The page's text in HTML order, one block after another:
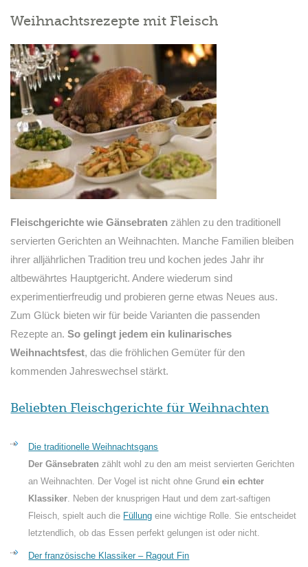
Weihnachtsrezepte mit Fleisch
Fleischgerichte wie Gänsebraten zählen zu den traditionell
servierten Gerichten an Weihnachten. Manche Familien bleiben
ihrer alljährlichen Tradition treu und kochen jedes Jahr ihr
altbewährtes Hauptgericht. Andere wiederum sind
experimentierfreudig und probieren gerne etwas Neues aus.
Zum Glück bieten wir für beide Varianten die passenden
Rezepte an.So gelingt jedem ein kulinarisches
Weihnachtsfest, das die fröhlichen Gemüter für den
kommenden Jahreswechsel stärkt.
Beliebten Fleischgerichte für Weihnachten
Die traditionelle Weihnachtsgans
Der Gänsebraten zählt wohl zu den am meist servierten Gerichten
an Weihnachten. Der Vogel ist nicht ohne Grundein echter
Klassiker. Neben der knusprigen Haut und dem zart-saftigen
Fleisch, spielt auch die Füllung eine wichtige Rolle. Sie entscheidet
letztendlich, ob das Essen perfekt gelungen ist oder nicht.
Der französische Klassiker – Ragout Fin